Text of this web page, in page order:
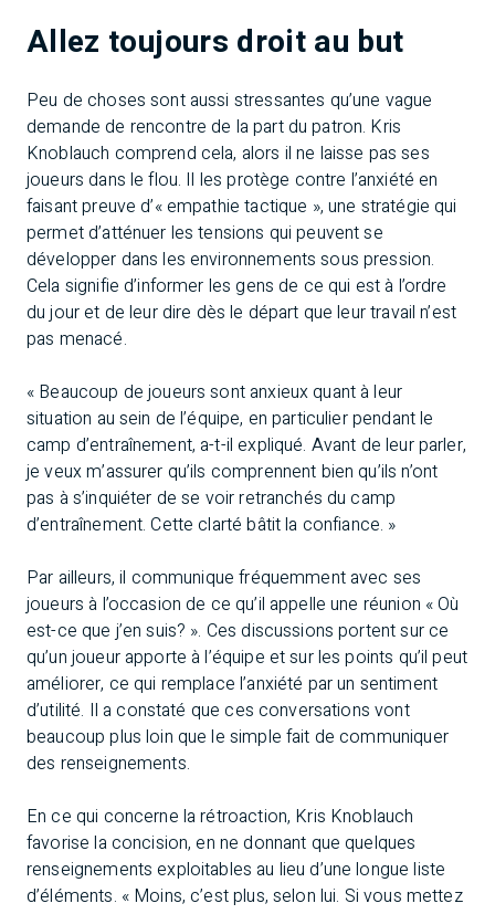
Allez toujours droit au but
Peu de choses sont aussi stressantes qu’une vague
demande de rencontre de la part du patron. Kris
Knoblauch comprend cela, alors il ne laisse pas ses
joueurs dans le flou. Il les protège contre l’anxiété en
faisant preuve d’« empathie tactique », une stratégie qui
permet d’atténuer les tensions qui peuvent se
développer dans les environnements sous pression.
Cela signifie d’informer les gens de ce qui est à l’ordre
du jour et de leur dire dès le départ que leur travail n’est
pas menacé.
« Beaucoup de joueurs sont anxieux quant à leur
situation au sein de l’équipe, en particulier pendant le
camp d’entraînement, a-t-il expliqué. Avant de leur parler,
je veux m’assurer qu’ils comprennent bien qu’ils n’ont
pas à s’inquiéter de se voir retranchés du camp
d’entraînement. Cette clarté bâtit la confiance. »
Par ailleurs, il communique fréquemment avec ses
joueurs à l’occasion de ce qu’il appelle une réunion « Où
est-ce que j’en suis? ». Ces discussions portent sur ce
qu’un joueur apporte à l’équipe et sur les points qu’il peut
améliorer, ce qui remplace l’anxiété par un sentiment
d’utilité. Il a constaté que ces conversations vont
beaucoup plus loin que le simple fait de communiquer
des renseignements.
En ce qui concerne la rétroaction, Kris Knoblauch
favorise la concision, en ne donnant que quelques
renseignements exploitables au lieu d’une longue liste
d’éléments. « Moins, c’est plus, selon lui. Si vous mettez